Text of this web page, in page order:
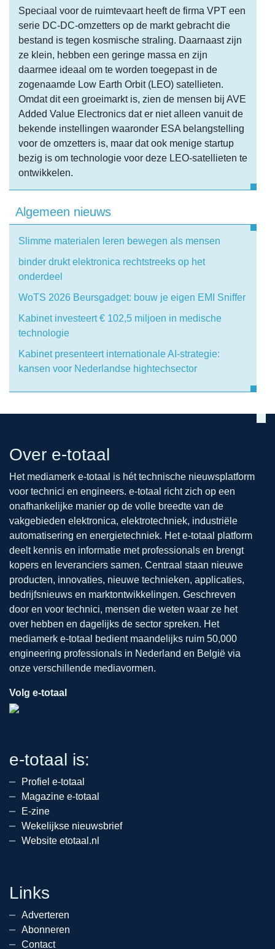
Speciaal voor de ruimtevaart heeft de firma VPT een
serie DC-DC-omzetters op de markt gebracht die
bestand is tegen kosmische straling. Daarnaast zijn
ze klein, hebben een geringe massa en zijn
daarmee ideaal om te worden toegepast in de
zogenaamde Low Earth Orbit (LEO) satellieten.
Omdat dit een groeimarkt is, zien de mensen bij AVE
Added Value Electronics dat er niet alleen vanuit de
bekende instellingen waaronder ESA belangstelling
voor de omzetters is, maar dat ook menige startup
bezig is om technologie voor deze LEO-satellieten te
ontwikkelen.
Algemeen nieuws
Slimme materialen leren bewegen als mensen
binder drukt elektronica rechtstreeks op het
onderdeel
WoTS 2026 Beursgadget: bouw je eigen EMI Sniffer
Kabinet investeert € 102,5 miljoen in medische
technologie
Kabinet presenteert internationale AI-strategie:
kansen voor Nederlandse hightechsector
Over e-totaal
Het mediamerk e-totaal is hét technische nieuwsplatform
voor technici en engineers. e-totaal richt zich op een
onafhankelijke manier op de volle breedte van de
vakgebieden elektronica, elektrotechniek, industriële
automatisering en energietechniek. Het e-totaal platform
deelt kennis en informatie met professionals en brengt
kopers en leveranciers samen. Centraal staan nieuwe
producten, innovaties, nieuwe technieken, applicaties,
bedrijfsnieuws en marktontwikkelingen. Geschreven
door en voor technici, mensen die weten waar ze het
over hebben en dagelijks de sector spreken. Het
mediamerk e-totaal bedient maandelijks ruim 50,000
engineering professionals in Nederland en België via
onze verschillende mediavormen.
Volg e-totaal
e-totaal is:
Profiel e-totaal
Magazine e-totaal
E-zine
Wekelijkse nieuwsbrief
Website etotaal.nl
Links
Adverteren
Abonneren
Contact